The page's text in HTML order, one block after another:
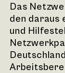
Das
den daraus
und